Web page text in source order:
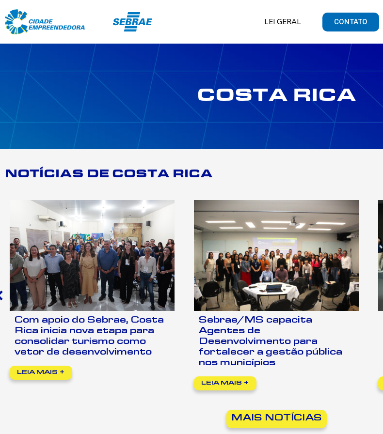
LEI GERAL CONTATO
COSTA RICA
NOTÍCIAS DE COSTA RICA
Com apoio do Sebrae, Costa
Rica inicia nova etapa para
consolidar turismo como
vetor de desenvolvimento
LEIA MAIS +
Sebrae/MS capacita
Agentes de
Desenvolvimento para
fortalecer a gestão pública
nos municípios
LEIA MAIS +
MAIS NOTÍCIAS